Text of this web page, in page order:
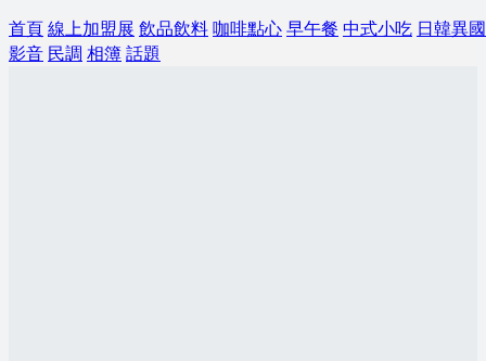
首頁線上加盟展 飲品飲料咖啡點心早午餐 中式小吃 日韓異國
影音 民調 相簿話題